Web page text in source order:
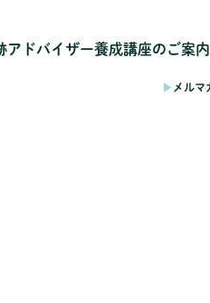
アドバイザー養成講座のご案内
▶︎ メルマ